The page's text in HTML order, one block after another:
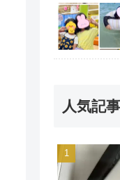
人気記事